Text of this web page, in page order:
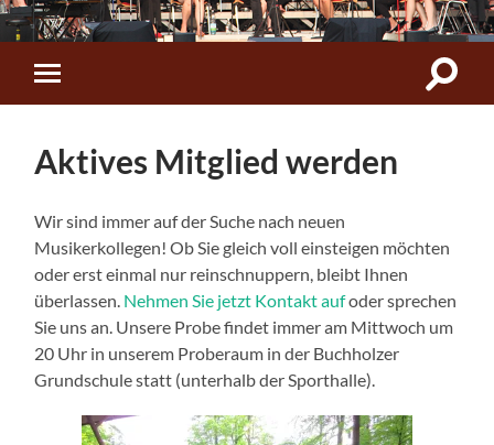
Musikverein
Buchholz
Menü
Aktives Mitglied werden
Wir sind immer auf der Suche nach neuen
Musikerkollegen! Ob Sie gleich voll einsteigen möchten
oder erst einmal nur reinschnuppern, bleibt Ihnen
überlassen. Nehmen Sie jetzt Kontakt aufoder sprechen
Sie uns an. Unsere Probe findet immer am Mittwoch um
20 Uhr in unserem Proberaum in der Buchholzer
Grundschule statt (unterhalb der Sporthalle).